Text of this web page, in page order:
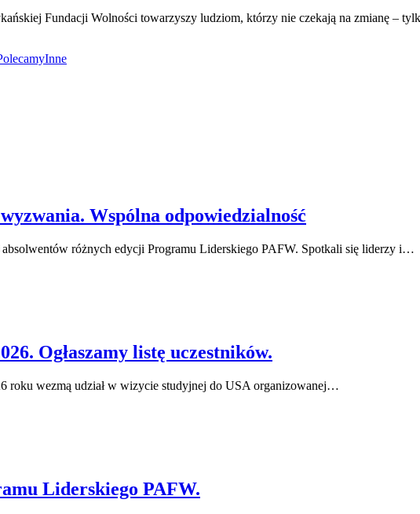
Fundacji Wolności towarzyszy ludziom, którzy nie czekają na zmianę –
Inne
Wspólna odpowiedzialność
różnych edycji Programu Liderskiego PAFW. Spotkali się liderzy i…
Ogłaszamy listę uczestników.
roku wezmą udział w wizycie studyjnej do USA organizowanej…
Liderskiego PAFW.